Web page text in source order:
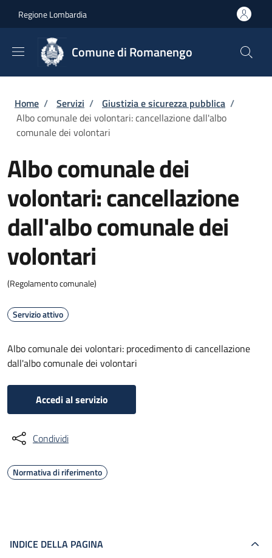
Regione Lombardia
Comune di Romanengo
Briciole di pane
Home / Servizi / Giustizia e sicurezza pubblica /
Albo comunale dei volontari: cancellazione dall'albo
comunale dei volontari
Albo comunale dei
volontari: cancellazione
dall'albo comunale dei
volontari
(Regolamento comunale)
Servizio attivo
Albo comunale dei volontari: procedimento di cancellazione
dall'albo comunale dei volontari
Accedi al servizio
Condividi
Normativa di riferimento
INDICE DELLA PAGINA